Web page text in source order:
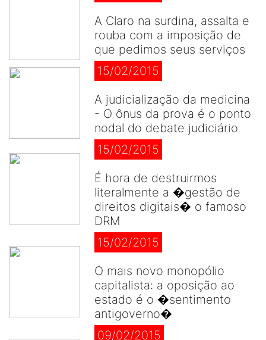
A Claro na surdina, assalta e
rouba com a imposição de
que pedimos seus serviços
15/02/2015
A judicialização da medicina
- O ônus da prova é o ponto
nodal do debate judiciário
15/02/2015
É hora de destruirmos
literalmente a �gestão de
direitos digitais� o famoso
DRM
15/02/2015
O mais novo monopólio
capitalista: a oposição ao
estado é o �sentimento
antigoverno�
09/02/2015